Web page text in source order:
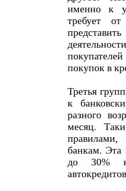
именно к
требует
покупок в
Третья
к
разного
месяц.
банкам. Эта
до 30%